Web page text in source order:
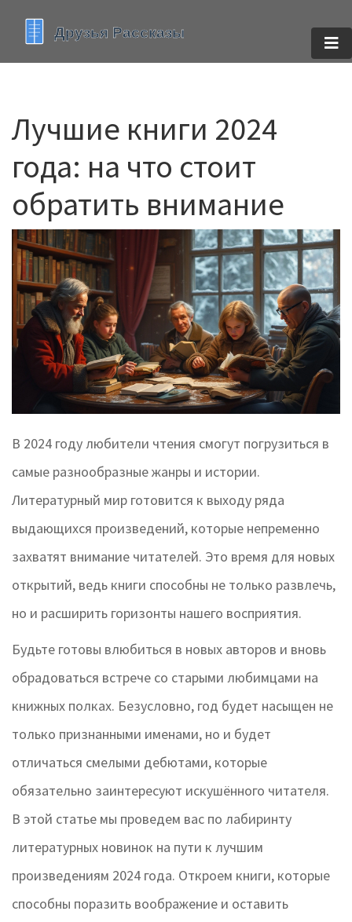
Лучшие книги 2024
года: на что стоит
обратить внимание
В 2024 году любители чтения смогут погрузиться в
самые разнообразные жанры и истории.
Литературный мир готовится к выходу ряда
выдающихся произведений, которые непременно
захватят внимание читателей. Это время для новых
открытий, ведь книги способны не только развлечь,
но и расширить горизонты нашего восприятия.
Будьте готовы влюбиться в новых авторов и вновь
обрадоваться встрече со старыми любимцами на
книжных полках. Безусловно, год будет насыщен не
только признанными именами, но и будет
отличаться смелыми дебютами, которые
обязательно заинтересуют искушённого читателя.
В этой статье мы проведем вас по лабиринту
литературных новинок на пути к лучшим
произведениям 2024 года. Откроем книги, которые
способны поразить воображение и оставить